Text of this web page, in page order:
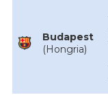
Budapest
(Hongria)